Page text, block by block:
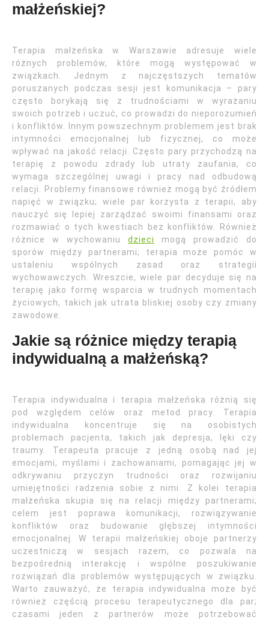
małżeńskiej?
Terapia małżeńska w Warszawie adresuje wiele
różnych problemów, które mogą występować w
związkach. Jednym z najczęstszych tematów
poruszanych podczas sesji jest komunikacja – pary
często borykają się z trudnościami w wyrażaniu
swoich potrzeb i uczuć, co prowadzi do nieporozumień
i konfliktów. Innym powszechnym problemem jest brak
intymności emocjonalnej lub fizycznej, co może
wpływać na jakość relacji. Często pary przychodzą na
terapię z powodu zdrady lub utraty zaufania, co
wymaga szczególnej uwagi i pracy nad odbudową
relacji. Problemy finansowe również mogą być źródłem
napięć w związku; wiele par korzysta z terapii, aby
nauczyć się lepiej zarządzać swoimi finansami oraz
rozmawiać o tych kwestiach bez konfliktów. Również
różnice w wychowaniu dzieci
mogą prowadzić do
sporów między partnerami; terapia może pomóc w
ustaleniu wspólnych zasad oraz strategii
wychowawczych. Wreszcie, wiele par decyduje się na
terapię jako formę wsparcia w trudnych momentach
życiowych, takich jak utrata bliskiej osoby czy zmiany
zawodowe.
Jakie są różnice między terapią
indywidualną a małżeńską?
Terapia indywidualna i terapia małżeńska różnią się
pod względem celów oraz metod pracy. Terapia
indywidualna koncentruje się na osobistych
problemach pacjenta, takich jak depresja, lęki czy
traumy. Terapeuta pracuje z jedną osobą nad jej
emocjami, myślami i zachowaniami, pomagając jej w
odkrywaniu przyczyn trudności oraz rozwijaniu
umiejętności radzenia sobie z nimi. Z kolei terapia
małżeńska skupia się na relacji między partnerami;
celem jest poprawa komunikacji, rozwiązywanie
konfliktów oraz budowanie głębszej intymności
emocjonalnej. W terapii małżeńskiej oboje partnerzy
uczestniczą w sesjach razem, co pozwala na
bezpośrednią interakcję i wspólne poszukiwanie
rozwiązań dla problemów występujących w związku.
Warto zauważyć, że terapia indywidualna może być
również częścią procesu terapeutycznego dla par;
czasami jeden z partnerów może potrzebować